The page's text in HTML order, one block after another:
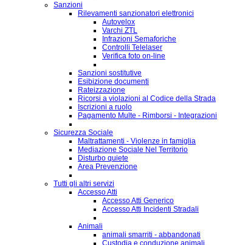
Sanzioni
Rilevamenti sanzionatori elettronici
Autovelox
Varchi ZTL
Infrazioni Semaforiche
Controlli Telelaser
Verifica foto on-line
Sanzioni sostitutive
Esibizione documenti
Rateizzazione
Ricorsi a violazioni al Codice della Strada
Iscrizioni a ruolo
Pagamento Multe - Rimborsi - Integrazioni
Sicurezza Sociale
Maltrattamenti - Violenze in famiglia
Mediazione Sociale Nel Territorio
Disturbo quiete
Area Prevenzione
Tutti gli altri servizi
Accesso Atti
Accesso Atti Generico
Accesso Atti Incidenti Stradali
Animali
animali smarriti - abbandonati
Custodia e conduzione animali